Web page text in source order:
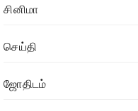
சினிமா
செய்தி
ஜோதிடம்